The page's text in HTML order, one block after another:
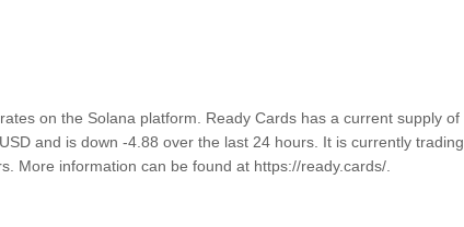
on the Solana platform. Ready Cards has a current supply of
and is down -4.88 over the last 24 hours. It is currently trading
More information can be found at https://ready.cards/.